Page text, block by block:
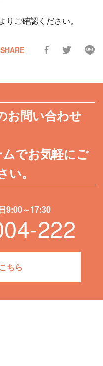
ご確認ください。
SHARE
お問い合わせ
でお気軽にご
い。
9:00～17:30
222
ちら